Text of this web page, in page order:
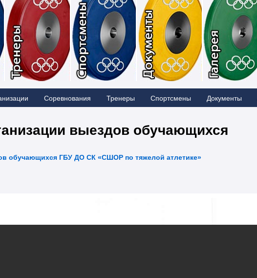
Соревнования Тренеры Спортсмены Документы
выездов обучающихся
обучающихся ГБУ ДО СК «СШОР по тяжелой атлетике»